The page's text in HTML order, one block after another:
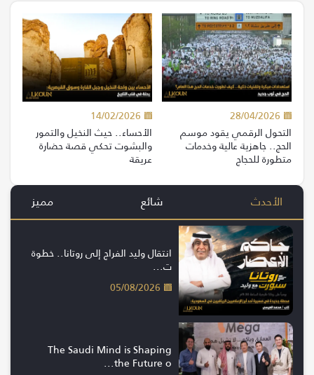
28/04/2026
التحول الرقمي يقود موسم
الحج.. جاهزية عالية وخدمات
متطورة للحجاج
14/02/2026
الأحساء.. حيث النخيل والتمور
والبشوت تحكي قصة حضارة
عريقة
الأحدث شائع مميز
انتقال وليد الفراج إلى روتانا.. خطوة
ت...
05/08/2026
The Saudi Mind is Shaping
the Future o...